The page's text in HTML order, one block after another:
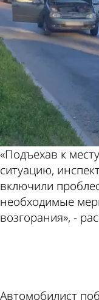
«Подъехав к
ситуацию,
включили
необходимые
возгорания», -
Автомобилист